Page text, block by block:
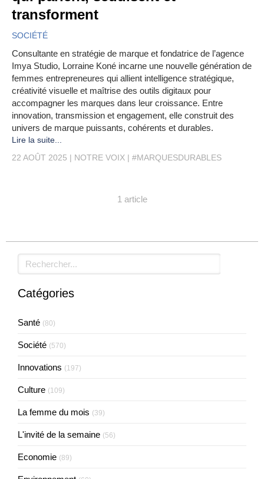
transforment
SOCIÉTÉ
Consultante en stratégie de marque et fondatrice de l’agence
Imya Studio, Lorraine Koné incarne une nouvelle génération de
femmes entrepreneures qui allient intelligence stratégique,
créativité visuelle et maîtrise des outils digitaux pour
accompagner les marques dans leur croissance. Entre
innovation, transmission et engagement, elle construit des
univers de marque puissants, cohérents et durables.
Lire la suite...
22 AOÛT 2025
NOTRE VOIX #MARQUESDURABLES
1 article
Rechercher
Catégories
Santé (80)
Société (570)
Innovations (197)
Culture (109)
La femme du mois (39)
L'invité de la semaine (56)
Economie (89)